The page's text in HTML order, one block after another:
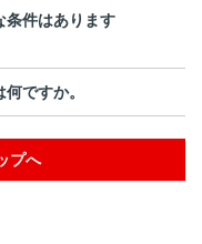
条件はあります
ですか。
プへ